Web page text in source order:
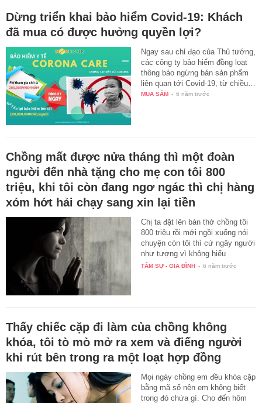
Dừng triển khai bảo hiểm Covid-19: Khách
đã mua có được hưởng quyền lợi?
Ngay sau chỉ đạo của Thủ tướng,
các công ty bảo hiểm đồng loạt
thông báo ngừng bán sản phẩm
liên quan tới Covid-19, từ chiều…
MUA SẮM - 6 năm trước
Chồng mất được nửa tháng thì một đoàn
người đến nhà tặng cho mẹ con tôi 800
triệu, khi tôi còn đang ngơ ngác thì chị hàng
xóm hớt hải chạy sang xin lại tiền
Chị ta đặt lên bàn thờ chồng tôi
800 triệu rồi mới ngồi xuống nói
chuyện còn tôi thì cứ ngây người
như tượng vì không hiểu
chuyện…
TÂM SỰ - GIA ĐÌNH - 6 năm trước
Thấy chiếc cặp đi làm của chồng không
khóa, tôi tò mò mở ra xem và điếng người
khi rút bên trong ra một loạt hợp đồng
Mọi ngày chồng em đều khóa cặp
bằng mã số nên em không biết
trong đó chứa gì. Cho đến hôm